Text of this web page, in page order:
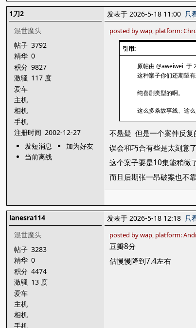
1刀2
混世魔头
帖子 3792
精华 0
积分 9827
激骚 117 度
爱车
主机
相机
手机
注册时间 2002-12-27
发短消息
加为好友
当前离线
发表于 2026-5-18 11:00 只
posted by wap, platform:
引用:
原帖由 @aweiwei 于
这种案子你们还期望
纯喜剧类型的啊。
这么多条故事线、这
不悬疑 但是一个案件反
误会和巧合有些是太刻意
这个案子要是10集能稍微
而且后期张一昂破案也不
lanesra114
混世魔头
帖子 3283
精华 0
积分 4474
激骚 13 度
爱车
主机
相机
手机
发表于 2026-5-18 12:18 只
posted by wap, platform:
豆瓣8分
估慢慢降到7.4左右